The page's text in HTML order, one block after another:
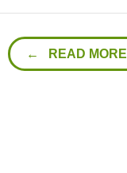
← READ MORE